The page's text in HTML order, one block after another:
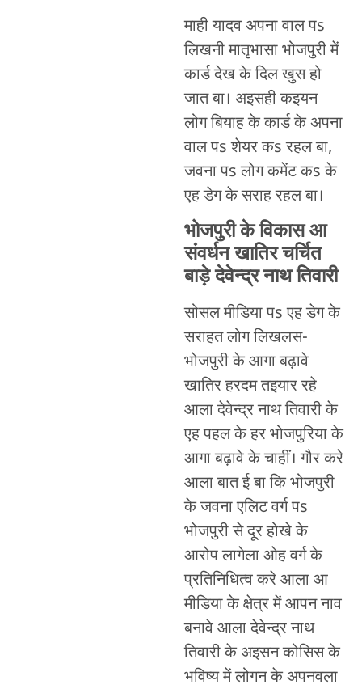
माही यादव अपना वाल पs
लिखनी मातृभासा भोजपुरी में
कार्ड देख के दिल खुस हो
जात बा। अइसही कइयन
लोग बियाह के कार्ड के अपना
वाल पs शेयर कs रहल बा,
जवना पs लोग कमेंट कs के
एह डेग के सराह रहल बा।
भोजपुरी के विकास आ
संवर्धन खातिर चर्चित
बाड़े देवेन्द्र नाथ तिवारी
सोसल मीडिया पs एह डेग के
सराहत लोग लिखलस-
भोजपुरी के आगा बढ़ावे
खातिर हरदम तइयार रहे
आला देवेन्द्र नाथ तिवारी के
एह पहल के हर भोजपुरिया के
आगा बढ़ावे के चाहीं। गौर करे
आला बात ई बा कि भोजपुरी
के जवना एलिट वर्ग पs
भोजपुरी से दूर होखे के
आरोप लागेला ओह वर्ग के
प्रतिनिधित्व करे आला आ
मीडिया के क्षेत्र में आपन नाव
बनावे आला देवेन्द्र नाथ
तिवारी के अइसन कोसिस के
भविष्य में लोगन के अपनवला